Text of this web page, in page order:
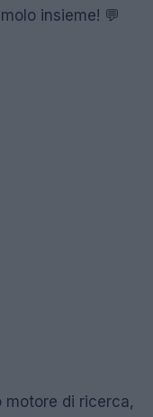
insieme! 💬
motore di ricerca,